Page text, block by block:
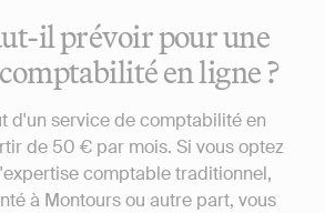
il prévoir pour une
en ligne ?
d'un service de comptabilité en
de 50 € par mois. Si vous optez
comptable traditionnel,
à Montours ou autre part, vous